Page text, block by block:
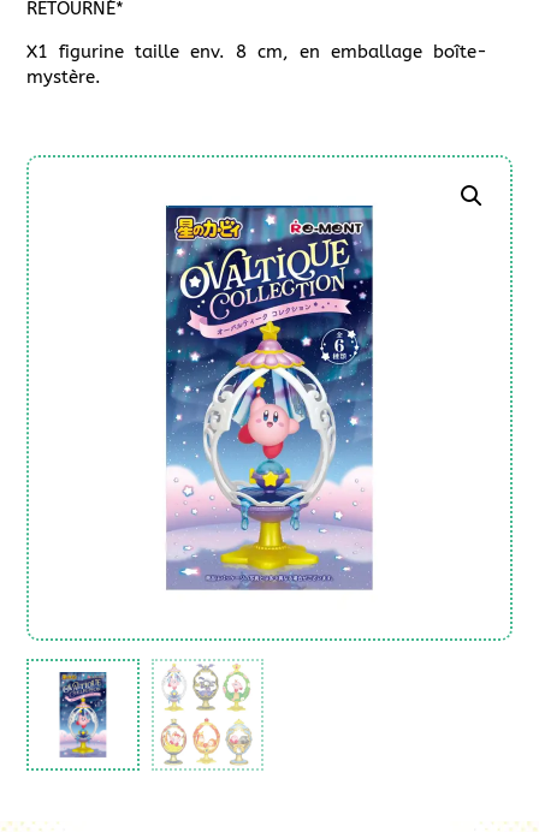
RETOURNÉ*
X1 figurine taille env. 8 cm, en emballage boîte-
mystère.